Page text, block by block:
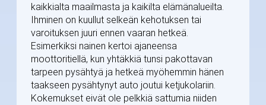
kaikkialta maailmasta ja kaikilta elämänalueilta.
Ihminen on kuullut selkeän kehotuksen tai
varoituksen juuri ennen vaaran hetkeä.
Esimerkiksi nainen kertoi ajaneensa
moottoritiellä, kun yhtäkkiä tunsi pakottavan
tarpeen pysähtyä ja hetkeä myöhemmin hänen
taakseen pysähtynyt auto joutui ketjukolariin.
Kokemukset eivät ole pelkkiä sattumia niiden